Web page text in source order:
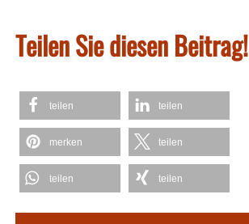
Teilen Sie diesen Beitrag!
teilen teilen
merken teilen
teilen teilen